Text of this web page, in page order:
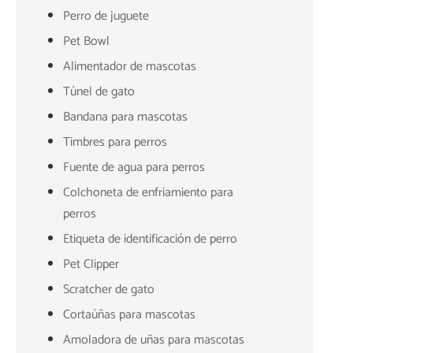
Perro de juguete
Pet Bowl
Alimentador de mascotas
Túnel de gato
Bandana para mascotas
Timbres para perros
Fuente de agua para perros
Colchoneta de enfriamiento para
perros
Etiqueta de identificación de perro
Pet Clipper
Scratcher de gato
Cortaúñas para mascotas
Amoladora de uñas para mascotas